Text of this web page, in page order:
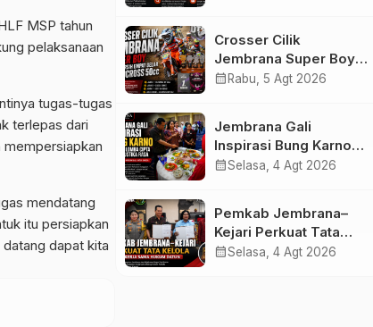
MSP tahun
pelaksanaan
tugas-tugas
terlepas dari
mempersiapkan
mendatang
itu persiapkan
dapat kita
Crosser Cilik
Jembrana Super Boy
Sapu Bersih Empat
calendar_month Rabu, 5 Agt 2026
Jembrana Gali
Inspirasi Bung Karno
melalui Lomba Cipta
calendar_monthSelasa, 4 Agt 2026
Pemkab Jembrana–
Kejari Perkuat Tata
Kelola Lewat Kerja
calendar_monthSelasa, 4 Agt 2026